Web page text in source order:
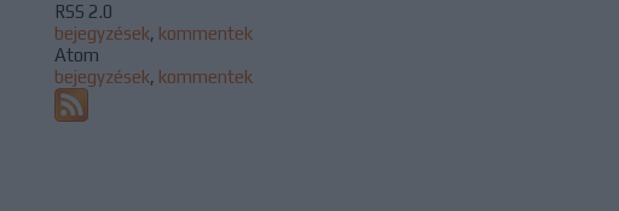
RSS 2.0
bejegyzések, kommentek
Atom
bejegyzések, kommentek